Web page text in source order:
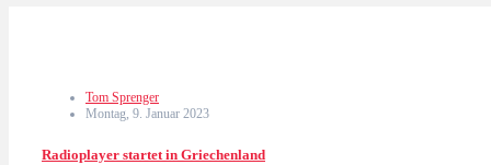
Tom Sprenger
Montag, 9. Januar 2023
Radioplayer startet in Griechenland